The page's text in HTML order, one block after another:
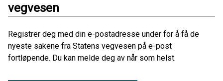
vegvesen
Registrer deg med din e-postadresse under for å få de
nyeste sakene fra Statens vegvesen på e-post
fortløpende. Du kan melde deg av når som helst.